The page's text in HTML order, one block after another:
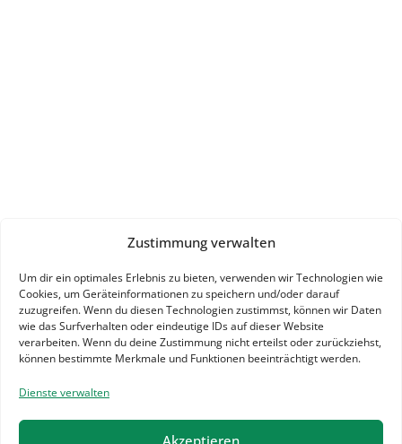
Zustimmung verwalten
Um dir ein optimales Erlebnis zu bieten, verwenden wir Technologien wie
Cookies, um Geräteinformationen zu speichern und/oder darauf
zuzugreifen. Wenn du diesen Technologien zustimmst, können wir Daten
wie das Surfverhalten oder eindeutige IDs auf dieser Website
verarbeiten. Wenn du deine Zustimmung nicht erteilst oder zurückziehst,
können bestimmte Merkmale und Funktionen beeinträchtigt werden.
Dienste verwalten
Akzeptieren